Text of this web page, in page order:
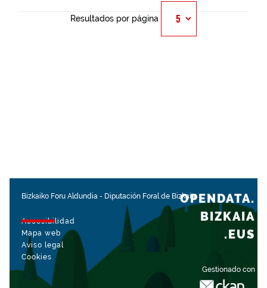
Resultados por página
Bizkaiko Foru Aldundia - Diputación Foral de Bizkaia
Accesibilidad
Mapa web
Aviso legal
Cookies
Gestionado con
OPENDATA.
BIZKAIA
.EUS